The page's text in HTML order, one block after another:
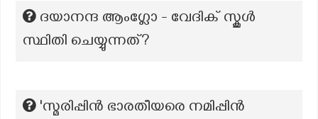
ദയാനന്ദ ആംഗ്ലോ - വേദിക് സ്കൂൾ
സ്ഥിതി ചെയ്യുന്നത്?
'സ്മരിപ്പിൻ ഭാരതീയരെ നമിപ്പിൻ